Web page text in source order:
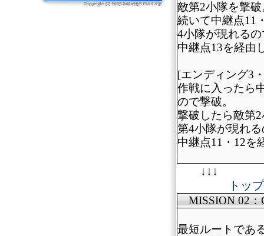
敵第2小隊を撃破
続いて中継点11
4小隊が現れるの
中継点13を経由
[エンディング3
作戦に入ったら
ので撃破。
撃破したら敵第
第4小隊が現れ
中継点11・12を
↓↓↓
トッ
MISSION 02：
最短ルートであ